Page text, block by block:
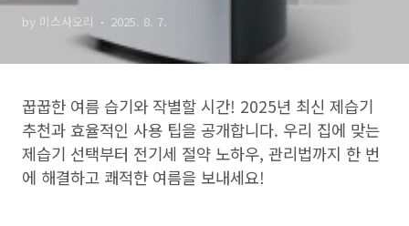
by 미스사오리 2025. 8. 7.
꿉꿉한 여름 습기와 작별할 시간! 2025년 최신 제습기
추천과 효율적인 사용 팁을 공개합니다. 우리 집에 맞는
제습기 선택부터 전기세 절약 노하우, 관리법까지 한 번
에 해결하고 쾌적한 여름을 보내세요!